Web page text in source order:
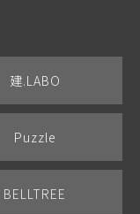
建.LABO
Puzzle
BELLTREE